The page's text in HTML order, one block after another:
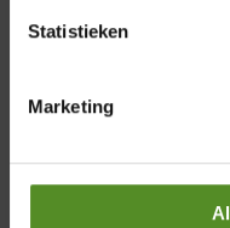
Statistieken
Marketing
1 persoon
Twijfelaar